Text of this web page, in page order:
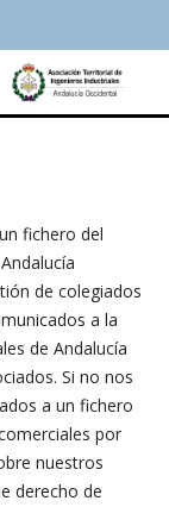
fichero del
de colegiados
a la
de Andalucía
Si no nos
a un fichero
por
nuestros
derecho de